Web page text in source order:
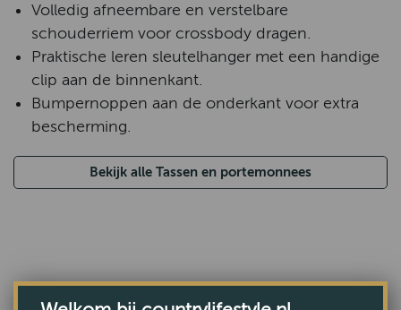
Volledig afneembare en verstelbare
schouderriem voor crossbody dragen.
Praktische leren sleutelhanger met een handige
clip aan de binnenkant.
Bumpernoppen aan de onderkant voor extra
bescherming.
Bekijk alle Tassen en portemonnees
ANDEREN BEKEKEN OOK